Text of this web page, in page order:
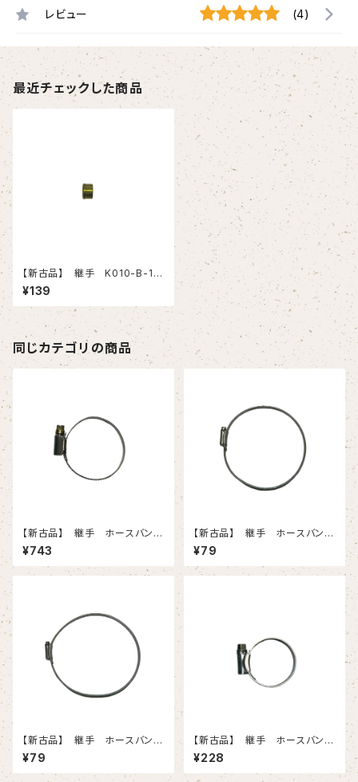
レビュー (4)
最近チェックした商品
【新古品】 継手 K010-B-1
（イハラサイエンス）10個入りセ
ット
¥139
同じカテゴリの商品
【新古品】 継手 ホースバンド
（32-50）
¥743
【新古品】 継手 ホースバン
ド 6（140-）
¥79
【新古品】 継手 ホースバン
ド 7（135-165）
¥79
【新古品】 継手 ホースバン
ド 1X 5個入りセット
¥228